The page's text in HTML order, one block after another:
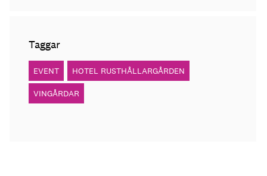
Taggar
EVENT HOTEL RUSTHÅLLARGÅRDEN
VINGÅRDAR